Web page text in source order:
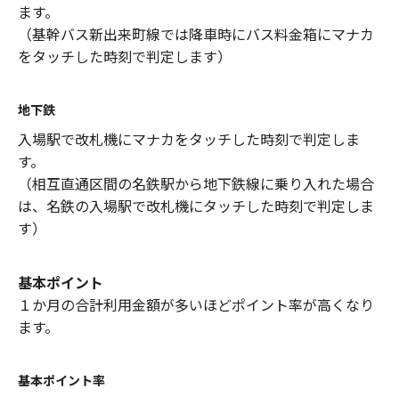
ます。
（基幹バス新出来町線では降車時にバス料金箱にマナカ
をタッチした時刻で判定します）
地下鉄
入場駅で改札機にマナカをタッチした時刻で判定しま
す。
（相互直通区間の名鉄駅から地下鉄線に乗り入れた場合
は、名鉄の入場駅で改札機にタッチした時刻で判定しま
す）
基本ポイント
１か月の合計利用金額が多いほどポイント率が高くなり
ます。
基本ポイント率